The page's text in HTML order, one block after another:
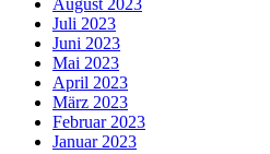
August 2023
Juli 2023
Juni 2023
Mai 2023
April 2023
März 2023
Februar 2023
Januar 2023